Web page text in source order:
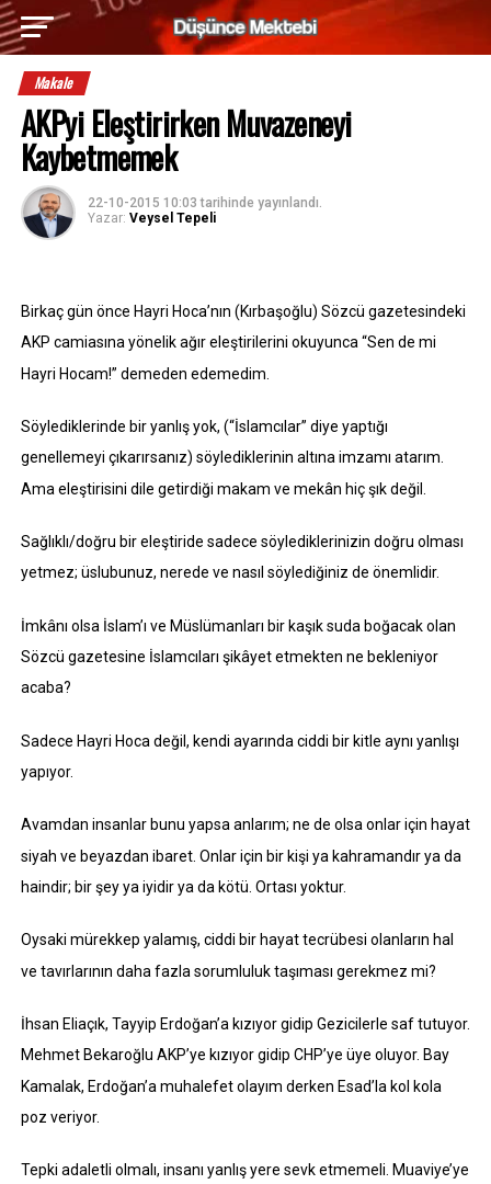
Makale
AKPyi Eleştirirken Muvazeneyi
Kaybetmemek
22-10-2015 10:03 tarihinde yayınlandı.
Yazar: Veysel Tepeli
Birkaç gün önce Hayri Hoca’nın (Kırbaşoğlu) Sözcü gazetesindeki
AKP camiasına yönelik ağır eleştirilerini okuyunca “Sen de mi
Hayri Hocam!” demeden edemedim.
Söylediklerinde bir yanlış yok, (“İslamcılar” diye yaptığı
genellemeyi çıkarırsanız) söylediklerinin altına imzamı atarım.
Ama eleştirisini dile getirdiği makam ve mekân hiç şık değil.
Sağlıklı/doğru bir eleştiride sadece söylediklerinizin doğru olması
yetmez; üslubunuz, nerede ve nasıl söylediğiniz de önemlidir.
İmkânı olsa İslam’ı ve Müslümanları bir kaşık suda boğacak olan
Sözcü gazetesine İslamcıları şikâyet etmekten ne bekleniyor
acaba?
Sadece Hayri Hoca değil, kendi ayarında ciddi bir kitle aynı yanlışı
yapıyor.
Avamdan insanlar bunu yapsa anlarım; ne de olsa onlar için hayat
siyah ve beyazdan ibaret. Onlar için bir kişi ya kahramandır ya da
haindir; bir şey ya iyidir ya da kötü. Ortası yoktur.
Oysaki mürekkep yalamış, ciddi bir hayat tecrübesi olanların hal
ve tavırlarının daha fazla sorumluluk taşıması gerekmez mi?
İhsan Eliaçık, Tayyip Erdoğan’a kızıyor gidip Gezicilerle saf tutuyor.
Mehmet Bekaroğlu AKP’ye kızıyor gidip CHP’ye üye oluyor. Bay
Kamalak, Erdoğan’a muhalefet olayım derken Esad’la kol kola
poz veriyor.
Tepki adaletli olmalı, insanı yanlış yere sevk etmemeli. Muaviye’ye